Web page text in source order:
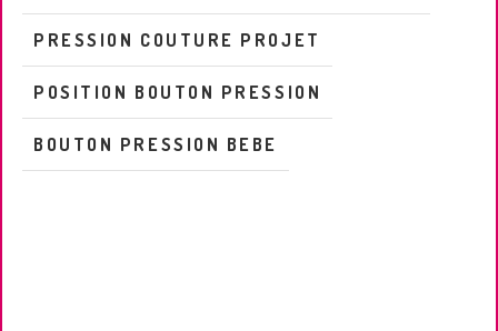
PRESSION COUTURE PROJET
POSITION BOUTON PRESSION
BOUTON PRESSION BEBE